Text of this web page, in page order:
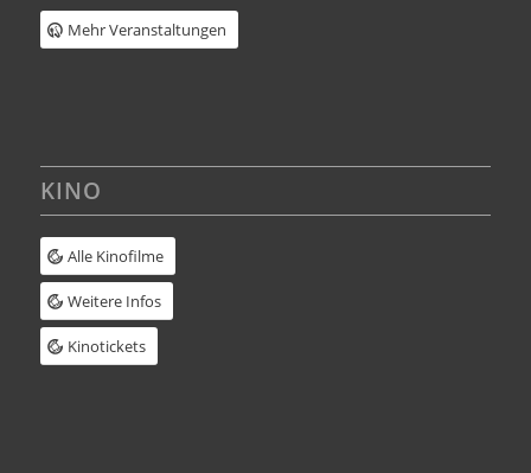
Mehr Veranstaltungen
KINO
Alle Kinofilme
Weitere Infos
Kinotickets